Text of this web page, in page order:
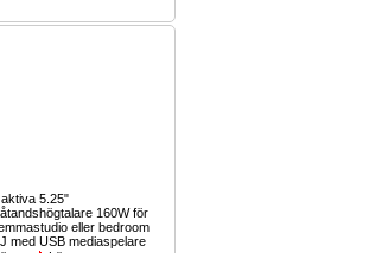
5.25"
160W för
eller bedroom
med USB mediaspelare